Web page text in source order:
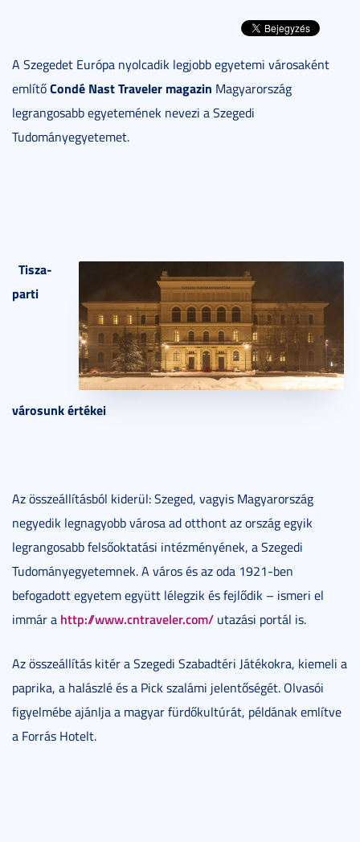
A Szegedet Európa nyolcadik legjobb egyetemi városaként
említőCondé Nast Traveler magazin Magyarország
legrangosabb egyetemének nevezi a Szegedi
Tudományegyetemet.
Tisza-
parti
városunk értékei
Az összeállításból kiderül: Szeged, vagyis Magyarország
negyedik legnagyobb városa ad otthont az ország egyik
legrangosabb felsőoktatási intézményének, a Szegedi
Tudományegyetemnek. A város és az oda 1921-ben
befogadott egyetem együtt lélegzik és fejlődik – ismeri el
immár a http://www.cntraveler.com/ utazási portál is.
Az összeállítás kitér a Szegedi Szabadtéri Játékokra, kiemeli a
paprika, a halászlé és a Pick szalámi jelentőségét. Olvasói
figyelmébe ajánlja a magyar fürdőkultúrát, példának említve
a Forrás Hotelt.